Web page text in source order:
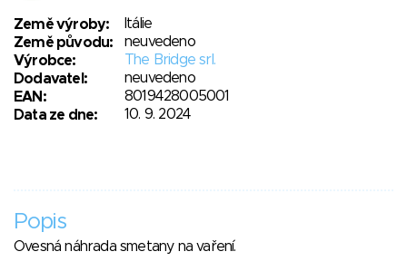
Země výroby:
Itálie
Země původu:
neuvedeno
Výrobce:
The Bridge srl.
Dodavatel:
neuvedeno
EAN:
8019428005001
Data ze dne:
10. 9. 2024
Popis
Ovesná náhrada smetany na vaření.